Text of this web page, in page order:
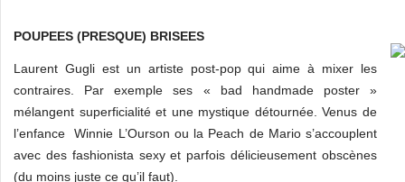
POUPEES (PRESQUE) BRISEES
Laurent Gugli est un artiste post-pop qui aime à mixer les
contraires. Par exemple ses « bad handmade poster »
mélangent superficialité et une mystique détournée. Venus de
l’enfance Winnie L’Ourson ou la Peach de Mario s’accouplent
avec des fashionista sexy et parfois délicieusement obscènes
(du moins juste ce qu’il faut).